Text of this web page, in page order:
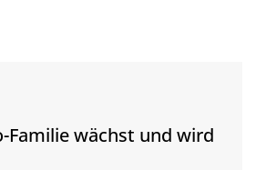
Familie wächst und wird